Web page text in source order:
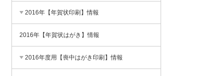
2016年【年賀状印刷】情報
2016年【年賀状はがき】情報
2016年度用【喪中はがき印刷】情報